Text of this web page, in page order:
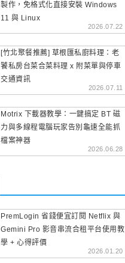
製作，免格式化直接安裝 Windows
11 與 Linux
2026.07.22
[竹北聚餐推薦] 草根匯私廚料理：老
饕私房台菜合菜料理 x 附菜單與停車
交通資訊
2026.07.11
Motrix 下載器教學：一鍵搞定 BT 磁
力與多線程電腦玩家告別龜速全能抓
檔案神器
2026.06.28
PremLogin 省錢便宜訂閱 Netflix 與
Gemini Pro 影音串流合租平台使用教
學 + 心得評價
2026.01.20